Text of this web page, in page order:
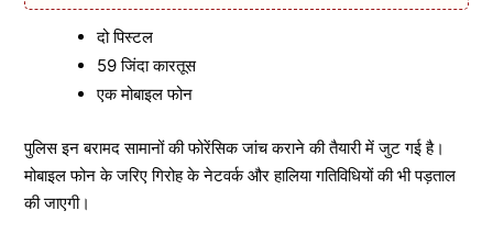
दो पिस्टल
59 जिंदा कारतूस
एक मोबाइल फोन
पुलिस इन बरामद सामानों की फोरेंसिक जांच कराने की तैयारी में जुट गई है।
मोबाइल फोन के जरिए गिरोह के नेटवर्क और हालिया गतिविधियों की भी पड़ताल
की जाएगी।